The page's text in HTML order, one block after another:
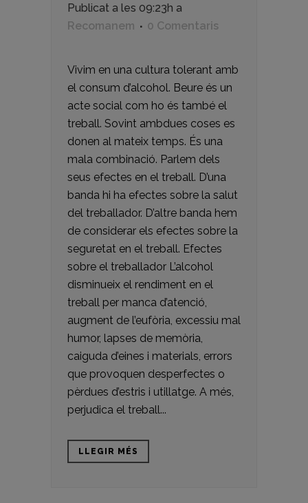
Publicat a les 09:23h a
Recomanem
0 Comentaris
Vivim en una cultura tolerant amb
el consum d’alcohol. Beure és un
acte social com ho és també el
treball. Sovint ambdues coses es
donen al mateix temps. És una
mala combinació. Parlem dels
seus efectes en el treball. D’una
banda hi ha efectes sobre la salut
del treballador. D’altre banda hem
de considerar els efectes sobre la
seguretat en el treball. Efectes
sobre el treballador L’alcohol
disminueix el rendiment en el
treball per manca d’atenció,
augment de l’eufòria, excessiu mal
humor, lapses de memòria,
caiguda d’eines i materials, errors
que provoquen desperfectes o
pèrdues d’estris i utillatge. A més,
perjudica el treball...
LLEGIR MÉS